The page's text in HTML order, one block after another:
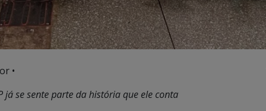
•
já se sente parte da história que ele conta